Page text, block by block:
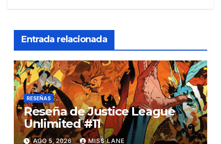
Entrada relacionada
RESEÑAS
Reseña de Justice League
Unlimited #11
AGO 5, 2026 MISS LANE